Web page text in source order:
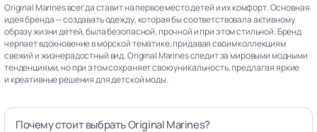
Original Marines всегда ставит на первое место детей и их комфорт. Основная
идея бренда — создавать одежду, которая бы соответствовала активному
образу жизни детей, была безопасной, прочной и при этом стильной. Бренд
черпает вдохновение в морской тематике, придавая своим коллекциям
свежий и жизнерадостный вид. Original Marines следит за мировыми модными
тенденциями, но при этом сохраняет свою уникальность, предлагая яркие
и креативные решения для детской моды.
Почему стоит выбрать Original Marines?